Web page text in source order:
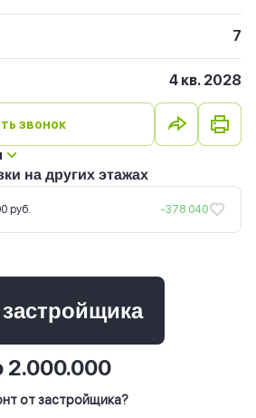
7
4 кв. 2028
звонок
на других этажах
руб. -378 040
2.000.000
от застройщика?